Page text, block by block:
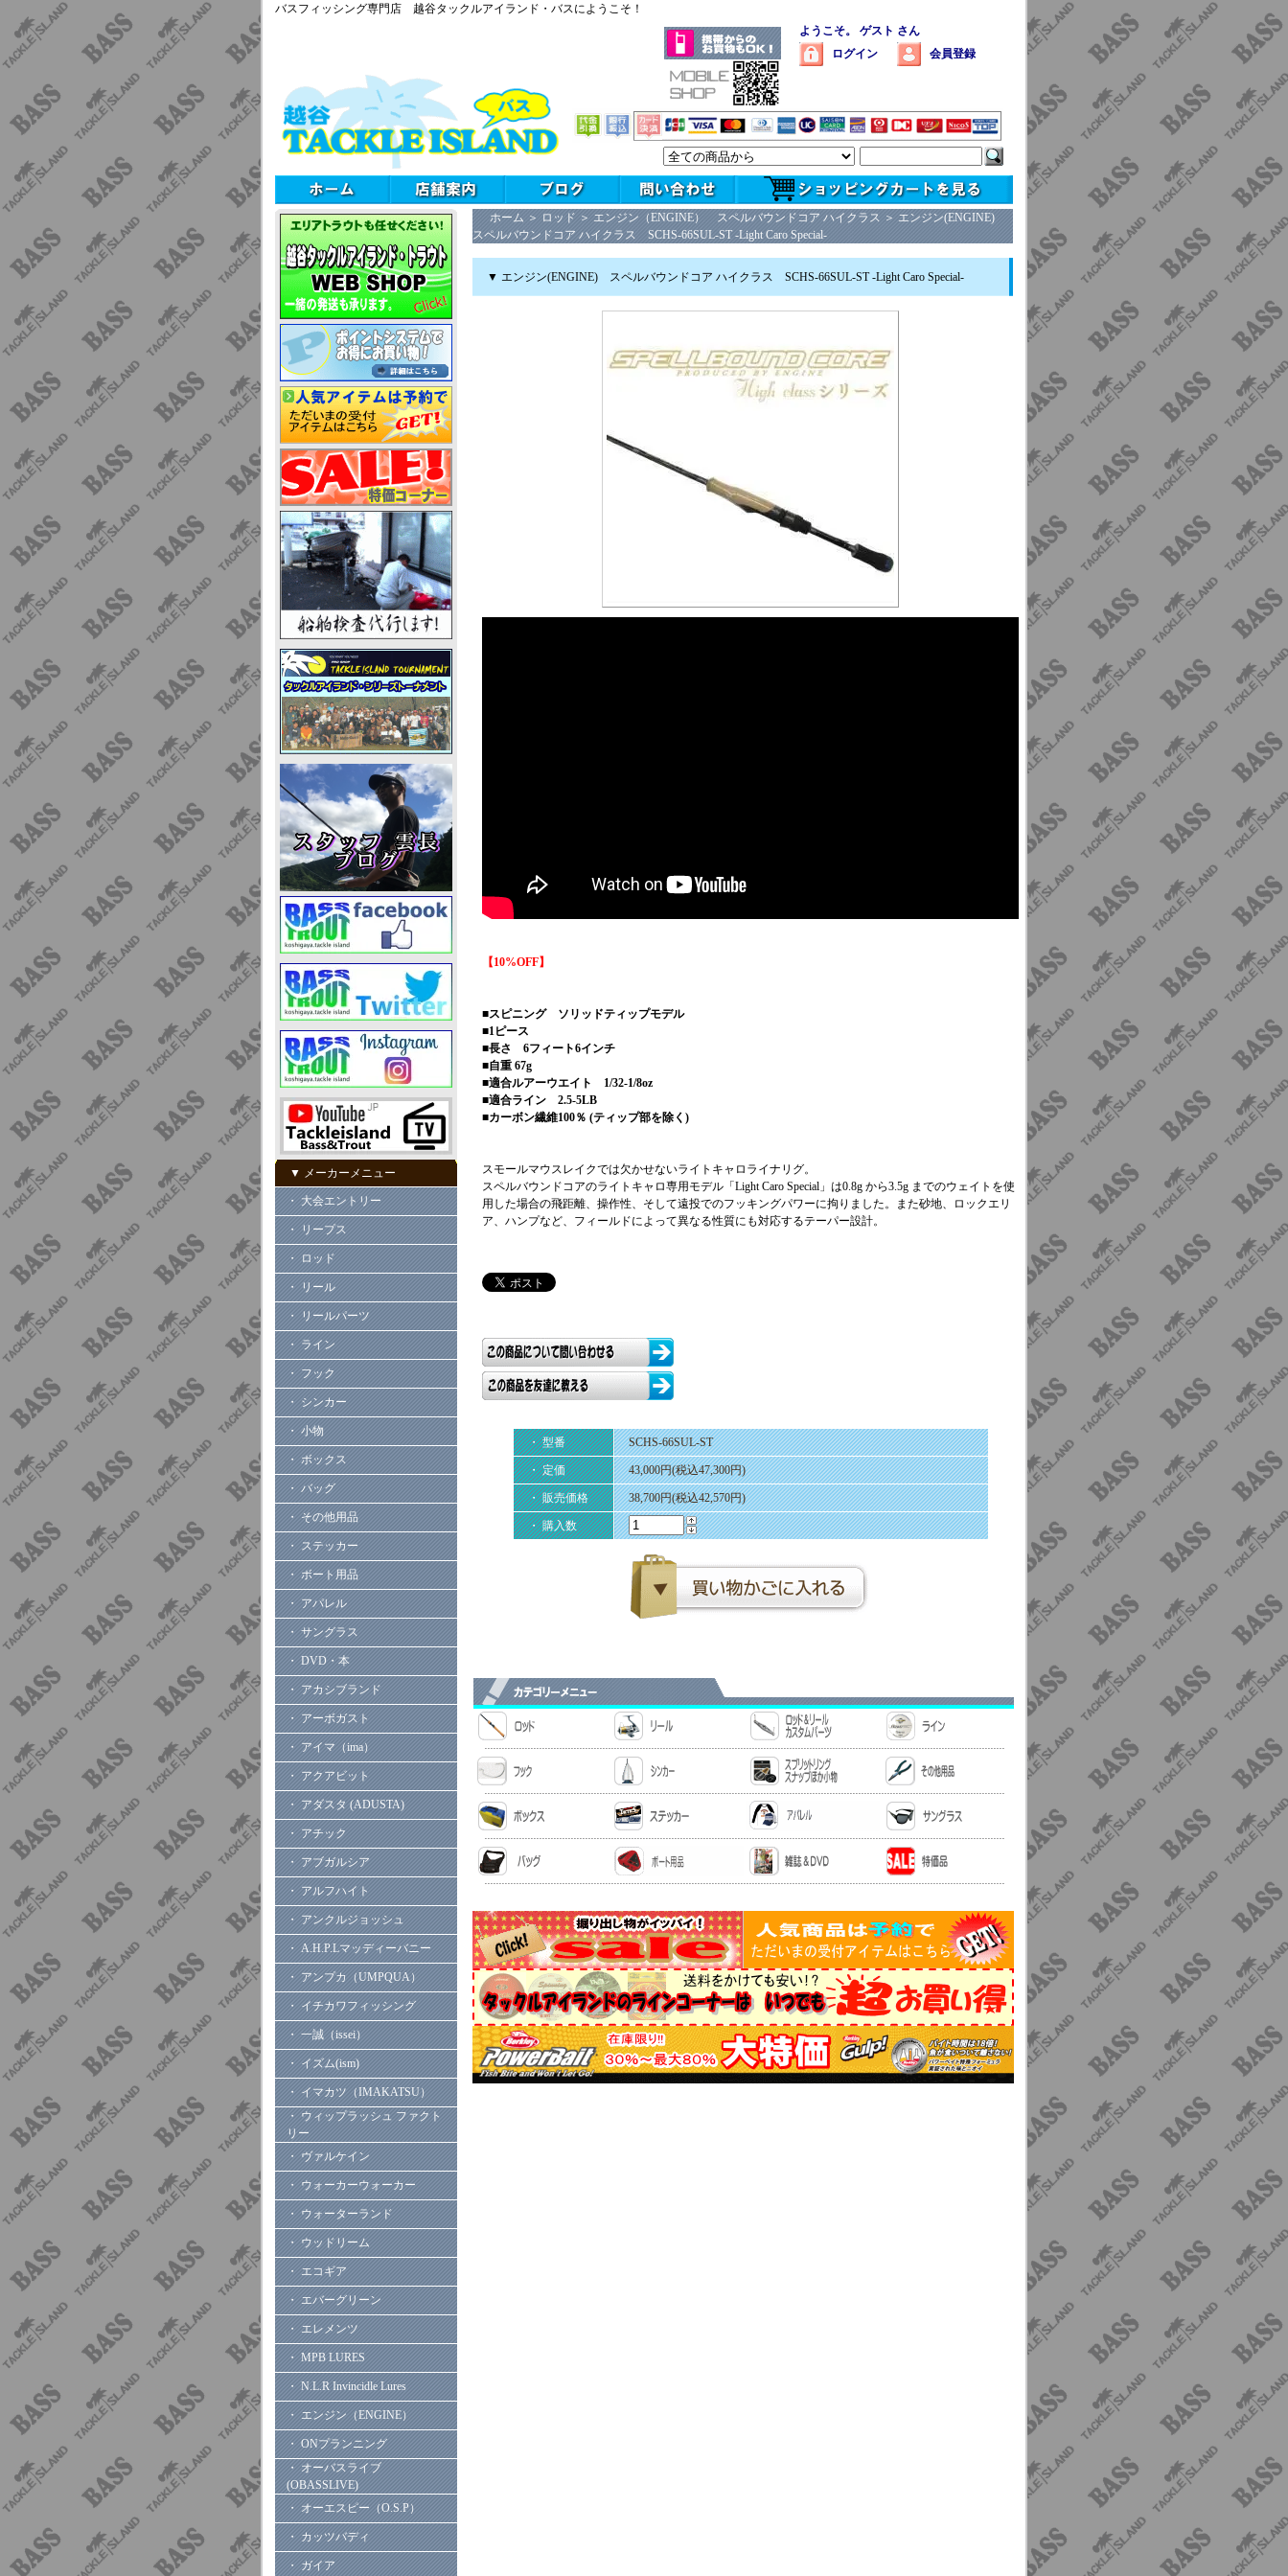
バスフィッシング専門店 越谷タックルアイランド・バスにようこそ！
ようこそ。 ゲスト さん
ログイン
会員登録
▼ メーカーメニュー
・ 大会エントリー
・ リープス
・ ロッド
・ リール
・ リールパーツ
・ ライン
・ フック
・ シンカー
・ 小物
・ ボックス
・ バッグ
・ その他用品
・ ステッカー
・ ボート用品
・ アパレル
・ サングラス
・ DVD・本
・ アカシブランド
・ アーボガスト
・ アイマ（ima）
・ アクアビット
・ アダスタ (ADUSTA)
・ アチック
・ アブガルシア
・ アルフハイト
・ アンクルジョッシュ
・ A.H.P.Lマッディーバニー
・ アンプカ（UMPQUA）
・ イチカワフィッシング
・ 一誠（issei）
・ イズム(ism)
・ イマカツ（IMAKATSU）
・ ウィップラッシュ ファクト
リー
・ ヴァルケイン
・ ウォーカーウォーカー
・ ウォーターランド
・ ウッドリーム
・ エコギア
・ エバーグリーン
・ エレメンツ
・ MPB LURES
・ N.L.R Invincidle Lures
・ エンジン（ENGINE）
・ ONプランニング
・ オーバスライブ
(OBASSLIVE)
・ オーエスピー（O.S.P）
・ カッツバディ
・ ガイア
ホーム ＞ ロッド ＞ エンジン（ENGINE） スペルバウンドコア ハイクラス ＞ エンジン(ENGINE)
スペルバウンドコア ハイクラス SCHS-66SUL-ST -Light Caro Special-
▼ エンジン(ENGINE) スペルバウンドコア ハイクラス SCHS-66SUL-ST -Light Caro Special-
【10%OFF】
■スピニング ソリッドティップモデル
■1ピース
■長さ 6フィート6インチ
■自重 67g
■適合ルアーウエイト 1/32-1/8oz
■適合ライン 2.5-5LB
■カーボン繊維100％ (ティップ部を除く)
スモールマウスレイクでは欠かせないライトキャロライナリグ。
スペルバウンドコアのライトキャロ専用モデル「Light Caro Special」は0.8g から3.5g までのウェイトを使
用した場合の飛距離、操作性、そして遠投でのフッキングパワーに拘りました。また砂地、ロックエリ
ア、ハンプなど、フィールドによって異なる性質にも対応するテーパー設計。
・ 型番 SCHS-66SUL-ST
・ 定価 43,000円(税込47,300円)
・ 販売価格 38,700円(税込42,570円)
・ 購入数